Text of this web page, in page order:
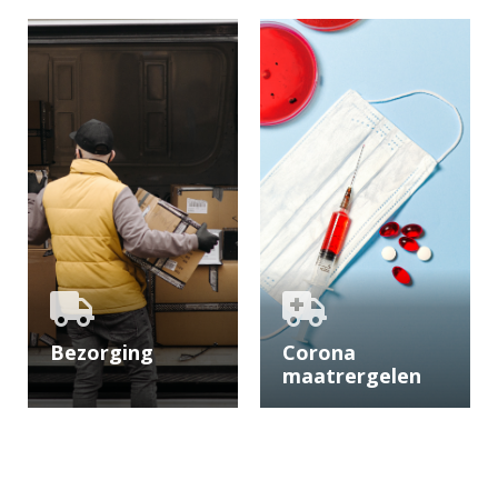
verschillende
manieren contact
bekijk hier de
mogelijkheden.
maniet bij ons
betalen, bekijk
hier de
betaalmogelijkheden.
Bezorging
Corona
maatrergelen